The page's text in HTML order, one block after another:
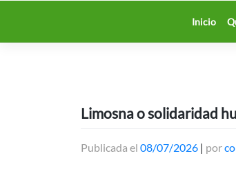
Inicio
Limosna o solidaridad
Publicada el 08/07/2026 | por